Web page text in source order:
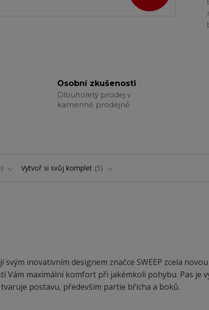
Osobní zkušenosti
Dlouholetý prodej v
kamenné prodejně
Vytvoř si svůj komplet 5
svým inovativním designem značce SWEEP zcela
Vám maximální komfort při jakémkoli pohybu. Pas je
postavu, především partie břicha a boků.